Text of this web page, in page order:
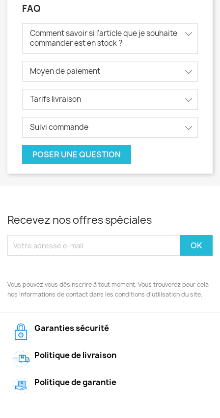
FAQ
Comment savoir si l'article que je souhaite
commander est en stock ?
Moyen de paiement
Tarifs livraison
Suivi commande
POSER UNE QUESTION
Recevez nos offres spéciales
Vous pouvez vous désinscrire à tout moment. Vous trouverez pour cela
nos informations de contact dans les conditions d'utilisation du site.
Garanties sécurité
Politique de livraison
Politique de garantie